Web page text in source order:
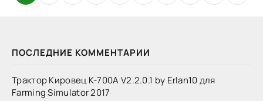
ПОСЛЕДНИЕ КОММЕНТАРИИ
Трактор Кировец К-700А V2.2.0.1 by Erlan10 для
Farming Simulator 2017